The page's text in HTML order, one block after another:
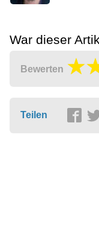
War dieser
Bewerten
Teilen